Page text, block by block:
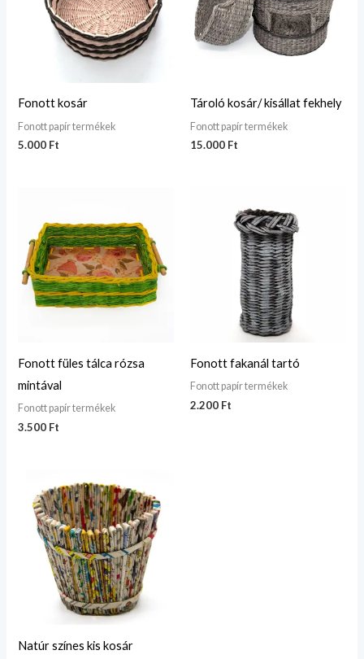
Fonott kosár
Fonott papír termékek
5.000 Ft
Tároló kosár/ kisállat fekhely
Fonott papír termékek
15.000 Ft
Fonott füles tálca rózsa
mintával
Fonott papír termékek
3.500 Ft
Fonott fakanál tartó
Fonott papír termékek
2.200 Ft
Natúr színes kis kosár